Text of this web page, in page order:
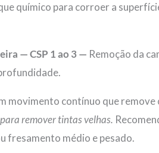
químico para corroer a
— CSP 1 ao 3 — Remoção da
movimento contínuo que
remover tintas velhas.
fresamento médio e pesado.